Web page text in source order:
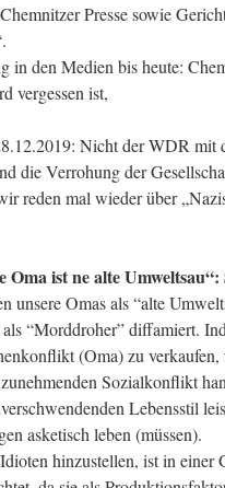
Presse sowie
in den Medien bis heute:
vergessen ist,
Nicht der WDR mit
die Verrohung der
reden mal wieder über
Oma ist ne alte
unsere Omas als “alte
“Morddroher” diffamiert.
(Oma) zu verkaufen,
Sozialkonflikt
Lebensstil
asketisch leben (müssen).
hinzustellen, ist in